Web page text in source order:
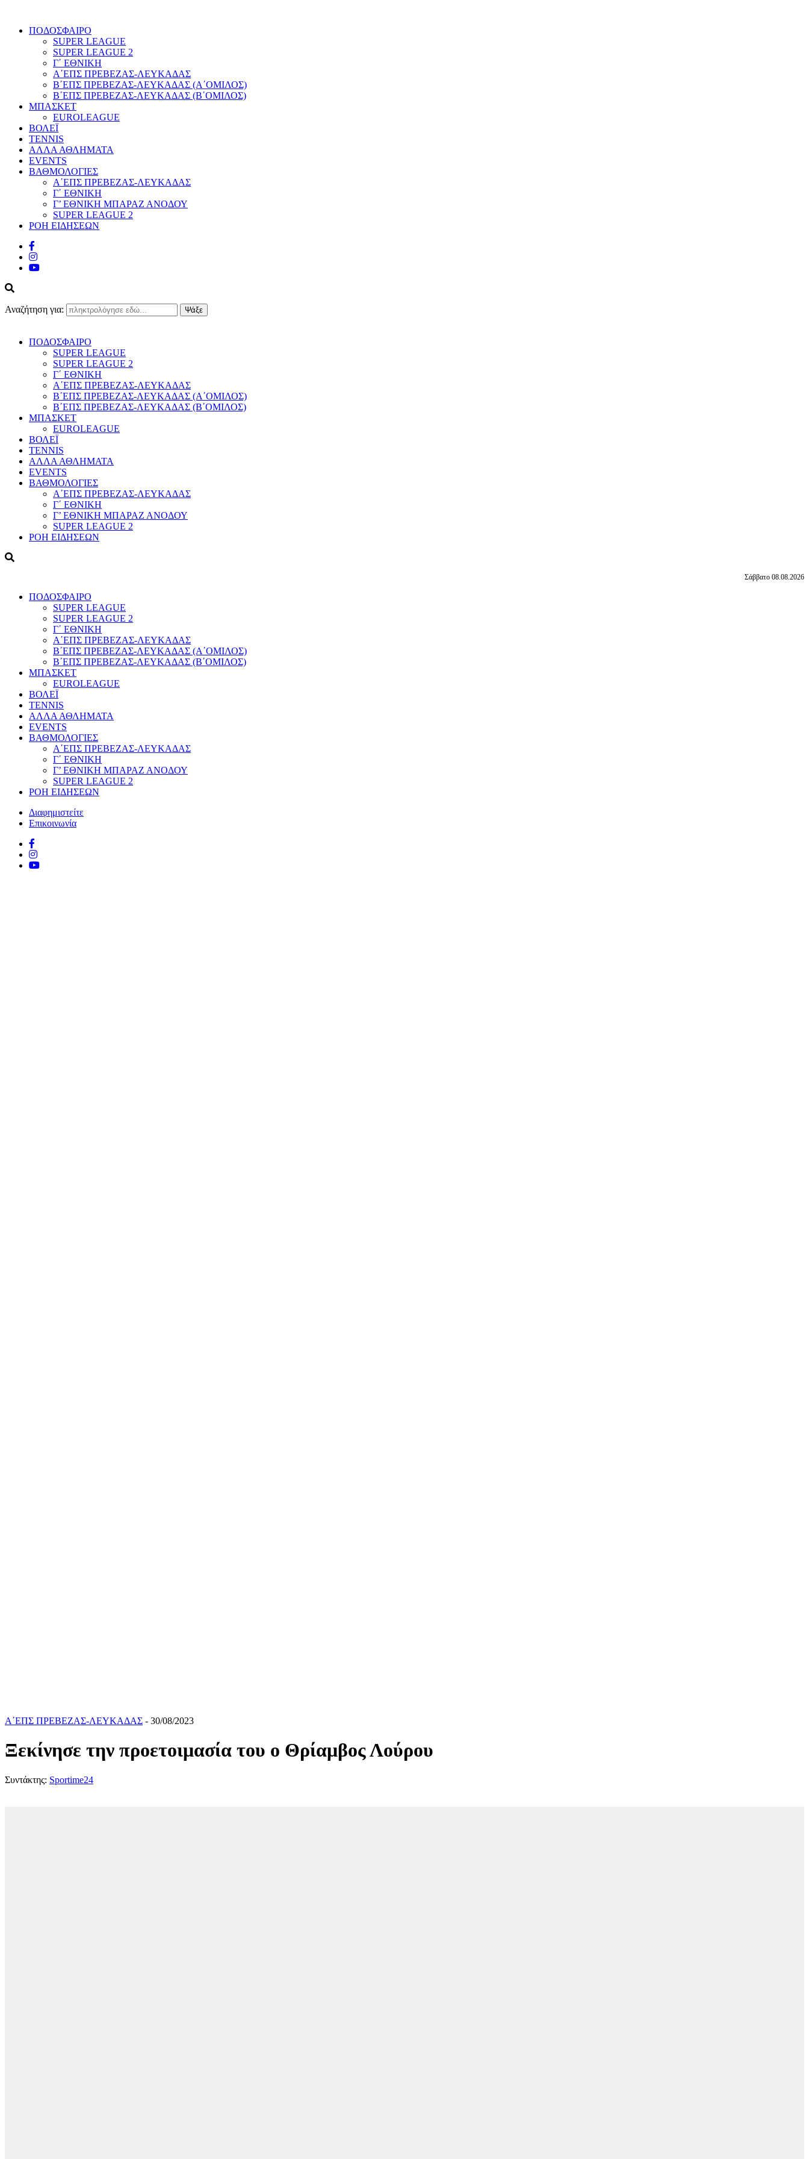
ΠΟΔΟΣΦΑΙΡΟ
SUPER LEAGUE
SUPER LEAGUE 2
Γ΄ ΕΘΝΙΚΗ
Α΄ΕΠΣ ΠΡΕΒΕΖΑΣ-ΛΕΥΚΑΔΑΣ
Β΄ΕΠΣ ΠΡΕΒΕΖΑΣ-ΛΕΥΚΑΔΑΣ (Α΄ΟΜΙΛΟΣ)
Β΄ΕΠΣ ΠΡΕΒΕΖΑΣ-ΛΕΥΚΑΔΑΣ (Β΄ΟΜΙΛΟΣ)
ΜΠΑΣΚΕΤ
EUROLEAGUE
ΒΟΛΕΪ
TENNIS
ΑΛΛΑ ΑΘΛΗΜΑΤΑ
EVENTS
ΒΑΘΜΟΛΟΓΙΕΣ
Α΄ΕΠΣ ΠΡΕΒΕΖΑΣ-ΛΕΥΚΑΔΑΣ
Γ΄ ΕΘΝΙΚΗ
Γ’ ΕΘΝΙΚΗ ΜΠΑΡΑΖ ΑΝΟΔΟΥ
SUPER LEAGUE 2
ΡΟΗ ΕΙΔΗΣΕΩΝ
Αναζήτηση για:
ΠΟΔΟΣΦΑΙΡΟ
SUPER LEAGUE
SUPER LEAGUE 2
Γ΄ ΕΘΝΙΚΗ
Α΄ΕΠΣ ΠΡΕΒΕΖΑΣ-ΛΕΥΚΑΔΑΣ
Β΄ΕΠΣ ΠΡΕΒΕΖΑΣ-ΛΕΥΚΑΔΑΣ (Α΄ΟΜΙΛΟΣ)
Β΄ΕΠΣ ΠΡΕΒΕΖΑΣ-ΛΕΥΚΑΔΑΣ (Β΄ΟΜΙΛΟΣ)
ΜΠΑΣΚΕΤ
EUROLEAGUE
ΒΟΛΕΪ
TENNIS
ΑΛΛΑ ΑΘΛΗΜΑΤΑ
EVENTS
ΒΑΘΜΟΛΟΓΙΕΣ
Α΄ΕΠΣ ΠΡΕΒΕΖΑΣ-ΛΕΥΚΑΔΑΣ
Γ΄ ΕΘΝΙΚΗ
Γ’ ΕΘΝΙΚΗ ΜΠΑΡΑΖ ΑΝΟΔΟΥ
SUPER LEAGUE 2
ΡΟΗ ΕΙΔΗΣΕΩΝ
Σάββατο 08.08.2026
ΠΟΔΟΣΦΑΙΡΟ
SUPER LEAGUE
SUPER LEAGUE 2
Γ΄ ΕΘΝΙΚΗ
Α΄ΕΠΣ ΠΡΕΒΕΖΑΣ-ΛΕΥΚΑΔΑΣ
Β΄ΕΠΣ ΠΡΕΒΕΖΑΣ-ΛΕΥΚΑΔΑΣ (Α΄ΟΜΙΛΟΣ)
Β΄ΕΠΣ ΠΡΕΒΕΖΑΣ-ΛΕΥΚΑΔΑΣ (Β΄ΟΜΙΛΟΣ)
ΜΠΑΣΚΕΤ
EUROLEAGUE
ΒΟΛΕΪ
TENNIS
ΑΛΛΑ ΑΘΛΗΜΑΤΑ
EVENTS
ΒΑΘΜΟΛΟΓΙΕΣ
Α΄ΕΠΣ ΠΡΕΒΕΖΑΣ-ΛΕΥΚΑΔΑΣ
Γ΄ ΕΘΝΙΚΗ
Γ’ ΕΘΝΙΚΗ ΜΠΑΡΑΖ ΑΝΟΔΟΥ
SUPER LEAGUE 2
ΡΟΗ ΕΙΔΗΣΕΩΝ
Διαφημιστείτε
Επικοινωνία
Α΄ΕΠΣ ΠΡΕΒΕΖΑΣ-ΛΕΥΚΑΔΑΣ - 30/08/2023
Ξεκίνησε την προετοιμασία του ο Θρίαμβος Λούρου
Συντάκτης: Sportime24